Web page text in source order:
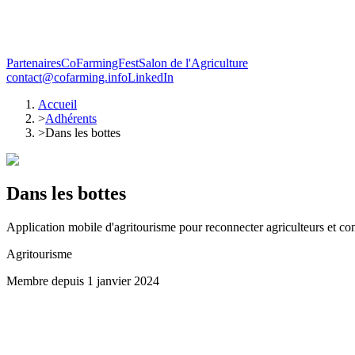
PartenairesCoFarmingFestSalon de l'Agriculture
contact@cofarming.infoLinkedIn
Accueil
>Adhérents
>Dans les bottes
Dans les bottes
Application mobile d'agritourisme pour reconnecter agriculteurs et
Agritourisme
Membre depuis 1 janvier 2024